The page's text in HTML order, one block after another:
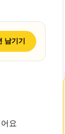
남기기
요